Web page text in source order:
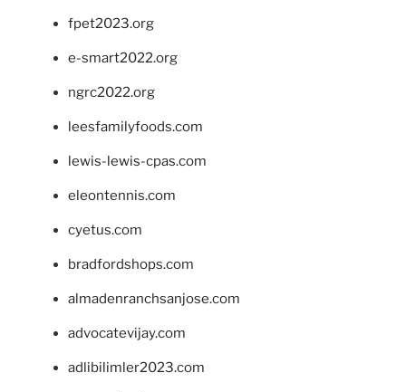
fpet2023.org
e-smart2022.org
ngrc2022.org
leesfamilyfoods.com
lewis-lewis-cpas.com
eleontennis.com
cyetus.com
bradfordshops.com
almadenranchsanjose.com
advocatevijay.com
adlibilimler2023.com